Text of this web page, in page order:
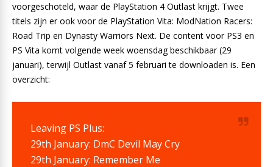
voorgeschoteld, waar de PlayStation 4 Outlast krijgt. Twee
titels zijn er ook voor de PlayStation Vita: ModNation Racers:
Road Trip en Dynasty Warriors Next. De content voor PS3 en
PS Vita komt volgende week woensdag beschikbaar (29
januari), terwijl Outlast vanaf 5 februari te downloaden is. Een
overzicht:
Leaving PS Plus:
29th January: DmC Devil May Cry
29th January: Remember Me